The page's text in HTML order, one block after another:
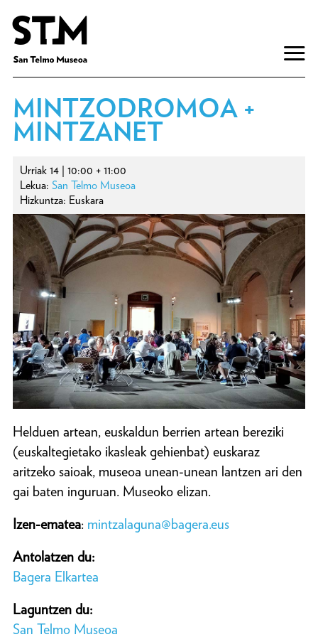
MINTZODROMOA +
MINTZANET
Urriak 14 | 10:00 + 11:00
Lekua: San Telmo Museoa
Hizkuntza: Euskara
Helduen artean, euskaldun berrien artean bereziki
(euskaltegietako ikasleak gehienbat) euskaraz
aritzeko saioak, museoa unean-unean lantzen ari den
gai baten inguruan. Museoko elizan.
Izen-ematea: mintzalaguna@bagera.eus
Antolatzen du:
Bagera Elkartea
Laguntzen du:
San Telmo Museoa